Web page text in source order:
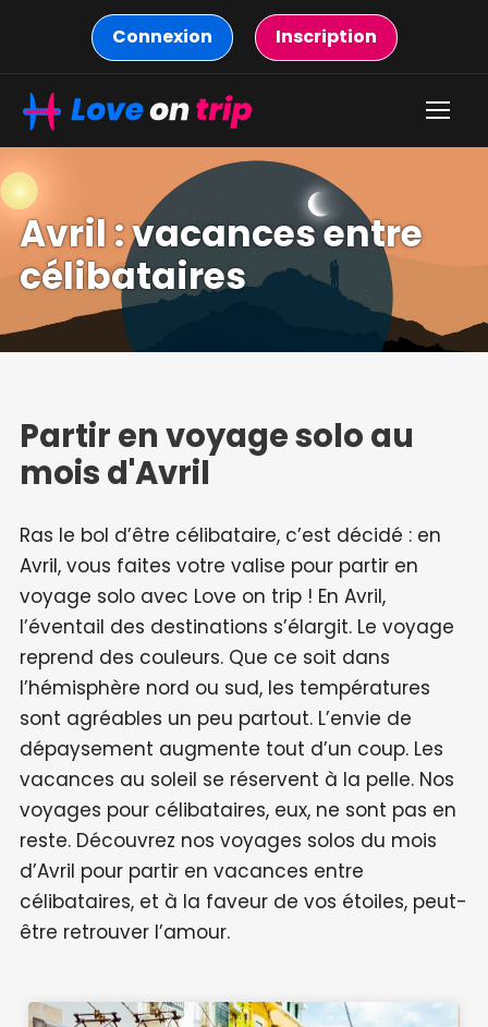
Connexion Inscription
Avril : vacances entre
célibataires
Partir en voyage solo au
mois d'Avril
Ras le bol d’être célibataire, c’est décidé : en
Avril, vous faites votre valise pour partir en
voyage solo avec Love on trip ! En Avril,
l’éventail des destinations s’élargit. Le voyage
reprend des couleurs. Que ce soit dans
l’hémisphère nord ou sud, les températures
sont agréables un peu partout. L’envie de
dépaysement augmente tout d’un coup. Les
vacances au soleil se réservent à la pelle. Nos
voyages pour célibataires, eux, ne sont pas en
reste. Découvrez nos voyages solos du mois
d’Avril pour partir en vacances entre
célibataires, et à la faveur de vos étoiles, peut-
être retrouver l’amour.